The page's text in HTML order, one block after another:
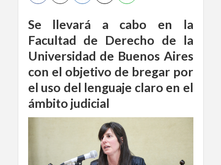
Se llevará a cabo en la
Facultad de Derecho de la
Universidad de Buenos Aires
con el objetivo de bregar por
el uso del lenguaje claro en el
ámbito judicial